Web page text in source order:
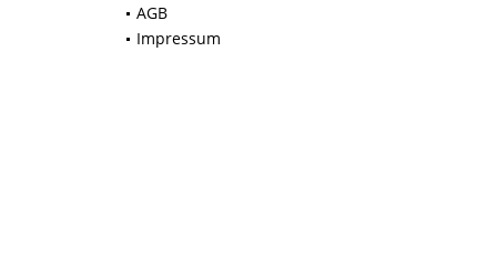
AGB
Impressum